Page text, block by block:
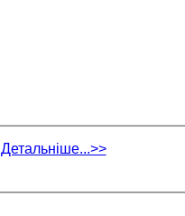
Детальніше...>>